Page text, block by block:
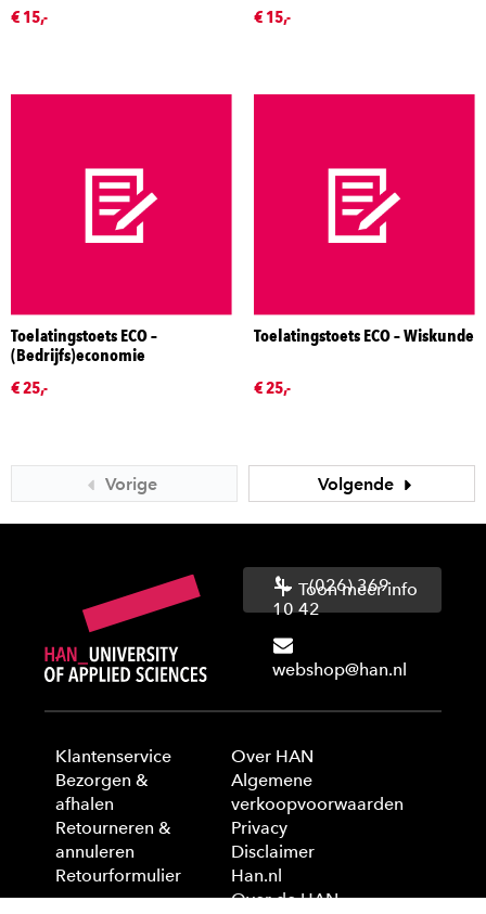
€ 15,-
€ 15,-
Toelatingstoets ECO –
(Bedrijfs)economie
€ 25,-
Toelatingstoets ECO – Wiskunde
€ 25,-
Vorige Volgende
(026) 369
10 42
webshop@han.nl
Toon meer info
Klantenservice
Bezorgen &
afhalen
Retourneren &
annuleren
Retourformulier
Over HAN
Algemene
verkoopvoorwaarden
Privacy
Disclaimer
Han.nl
Over de HAN